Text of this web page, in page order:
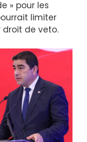
» pour les
limiter
droit de veto.